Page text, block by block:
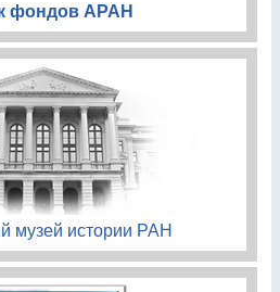
фондов АРАН
музей истории РАН